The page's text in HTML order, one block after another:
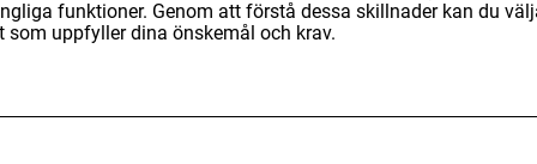
funktioner. Genom att förstå dessa skillnader kan du
som uppfyller dina önskemål och krav.